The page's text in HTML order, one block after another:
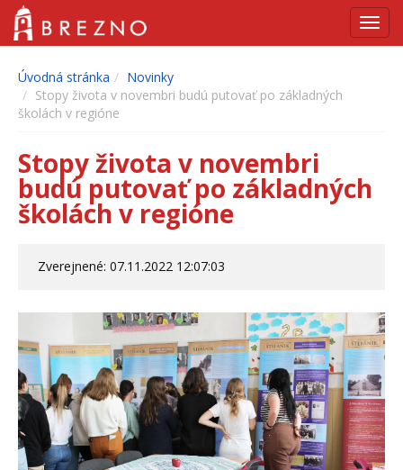
Úvodná stránka
Novinky
Stopy života v novembri budú putovať po základných
školách v regióne
Stopy života v novembri
budú putovať po základných
školách v regióne
Zverejnené: 07.11.2022 12:07:03